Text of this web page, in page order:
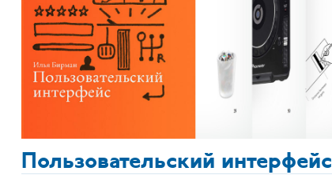
Пользовательский интерфейс